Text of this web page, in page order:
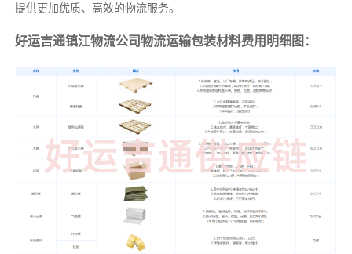
提供更加优质、高效的物流服务。
好运吉通镇江物流公司物流运输包装材料费用明细图：